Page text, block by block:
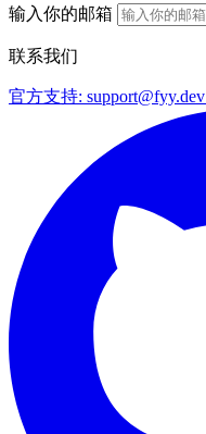
输入你的邮箱
联系我们
官方支持: support@fyy.dev